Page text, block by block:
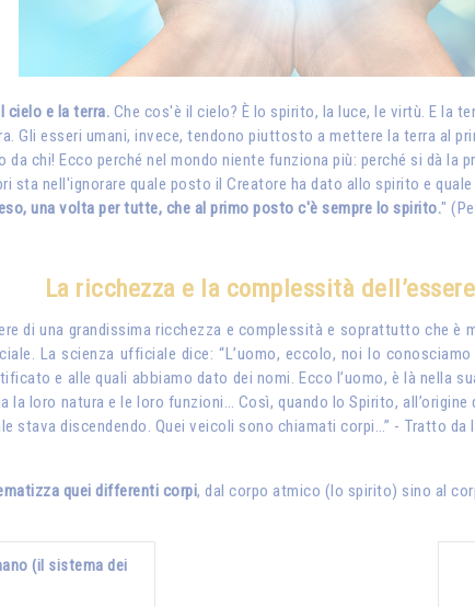
cielo e la terra. Che cos'è il cielo? È lo spirito, la luce, le virtù. E la
Gli esseri umani, invece, tendono piuttosto a mettere la terra al
chi! Ecco perché nel mondo niente funziona più: perché si dà la
sta nell'ignorare quale posto il Creatore ha dato allo spirito e quale
una volta per tutte, che al primo posto c'è sempre lo spirito."
La ricchezza e la complessità
di una grandissima ricchezza e complessità e soprattutto che è
La scienza ufficiale dice: “L’uomo, eccolo, noi lo
e alle quali abbiamo dato dei nomi. Ecco l’uomo, è là nella
la loro natura e le loro funzioni… Così, quando lo Spirito,
stava discendendo. Quei veicoli sono chiamati corpi…” - Tratto da
quei differenti corpi, dal corpo atmico (lo spirito) sino al
(il sistema dei